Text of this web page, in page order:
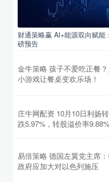
财通策略赢 AI+能源双向赋
磅预告
金牛策略 孩子不爱吃正餐
小游戏让餐桌变欢乐场！
庄牛网配资 10月10日利扬
跌5.97%，转股溢价率9.88%
易倍策略 德国左翼党主席
政府应加大对以色列施压